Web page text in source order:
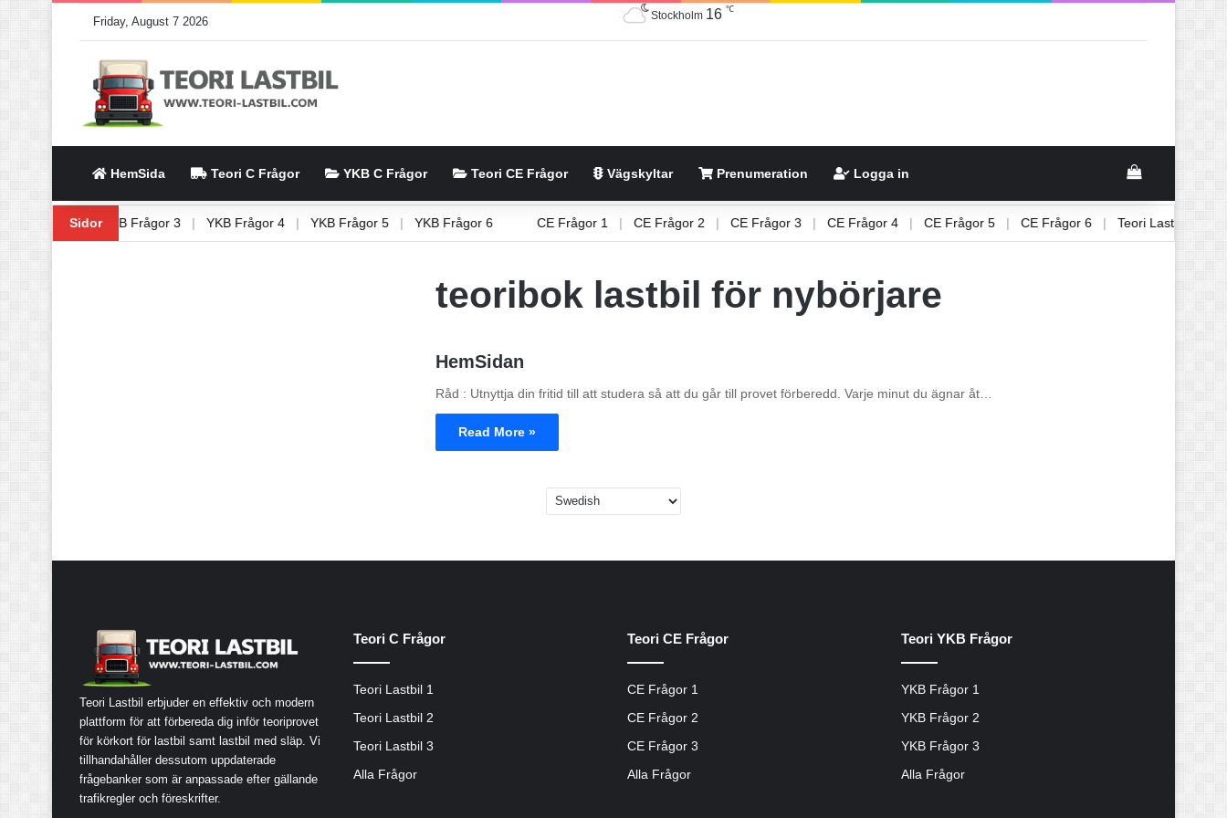
Friday, August 7 2026 Stockholm 16 ℃
HemSida Teori C Frågor YKB C Frågor Teori CE Frågor Vägskyltar Prenumeration Logga in View your
Sidor
YKB Frågor 2 YKB Frågor 3 | YKB Frågor 4 | YKB Frågor 5 | YKB Frågor 6 CE Frågor 1 | CE Frågor 2 | CE Frågor 3 | CE Frågor 4 | CE Frågor 5 | CE Frågor 6 | Teori Lastbil 1
teoribok lastbil för nybörjare
HemSidan
Råd : Utnyttja din fritid till att studera så att du går till provet förberedd. Varje minut du ägnar åt…
Read More »
Teori Lastbil erbjuder en effektiv och modern
plattform för att förbereda dig inför teoriprovet
för körkort för lastbil samt lastbil med släp. Vi
tillhandahåller dessutom uppdaterade
frågebanker som är anpassade efter gällande
trafikregler och föreskrifter.
Teori C Frågor
Teori Lastbil 1
Teori Lastbil 2
Teori Lastbil 3
Alla Frågor
Teori CE Frågor
CE Frågor 1
CE Frågor 2
CE Frågor 3
Alla Frågor
Teori YKB Frågor
YKB Frågor 1
YKB Frågor 2
YKB Frågor 3
Alla Frågor